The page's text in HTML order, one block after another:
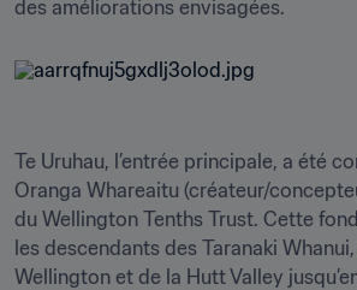
des améliorations envisagées.
Te Uruhau, l’entrée principale, a été
Oranga Whareaitu (créateur/
du Wellington Tenths Trust. Cette
les descendants des Taranaki
Wellington et de la Hutt Valley